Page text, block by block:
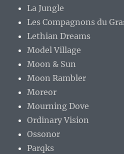
La Jungle
Les Compagnons du
Lethian Dreams
Model Village
Moon & Sun
Moon Rambler
Moreor
Mourning Dove
Ordinary Vision
Ossonor
Parqks